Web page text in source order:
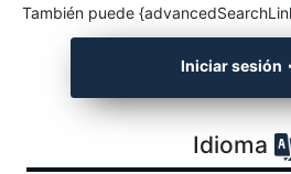
También puede
Iniciar sesión
Idioma